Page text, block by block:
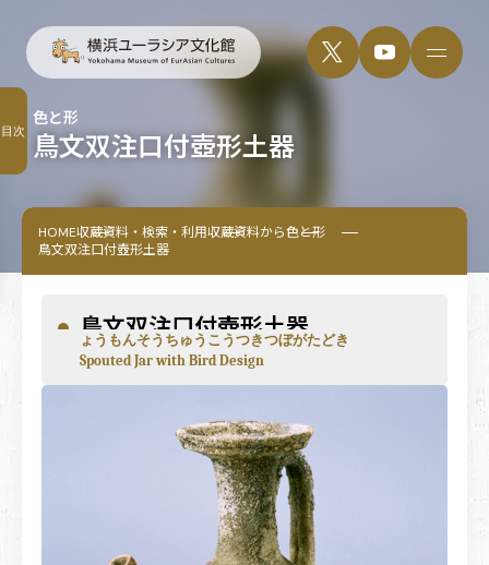
鳥文双注口付壺形土器
色と形
HOME収蔵資料・検索・利用収蔵資料から色と形
鳥文双注口付壺形土器
鳥文双注口付壺形土器
ょうもんそうちゅうこうつきつぼがたどき
Spouted Jar with Bird Design
目次